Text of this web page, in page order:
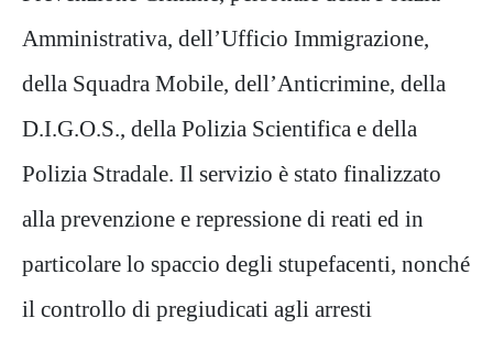
Amministrativa, dell’Ufficio Immigrazione,
della Squadra Mobile, dell’Anticrimine, della
D.I.G.O.S., della Polizia Scientifica e della
Polizia Stradale. Il servizio è stato finalizzato
alla prevenzione e repressione di reati ed in
particolare lo spaccio degli stupefacenti, nonché
il controllo di pregiudicati agli arresti